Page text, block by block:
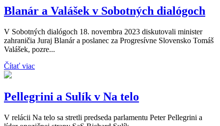
Blanár a Valášek v Sobotných dialógoch
V Sobotných dialógoch 18. novembra 2023 diskutovali minister
zahraničia Juraj Blanár a poslanec za Progresívne Slovensko Tomáš
Valášek, pozre...
Čítať viac
Pellegrini a Sulík v Na telo
V relácii Na telo sa stretli predseda parlamentu Peter Pellegrini a